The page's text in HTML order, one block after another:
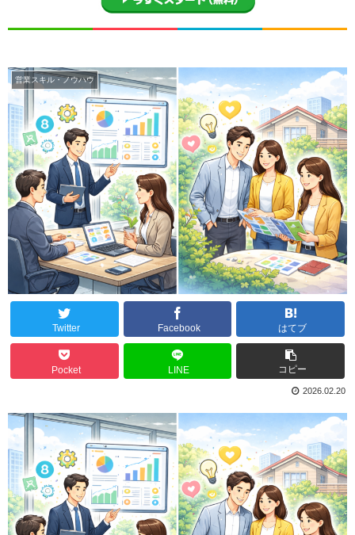
営業スキル・ノウハウ
Twitter Facebook はてブ
Pocket LINE コピー
2026.02.20